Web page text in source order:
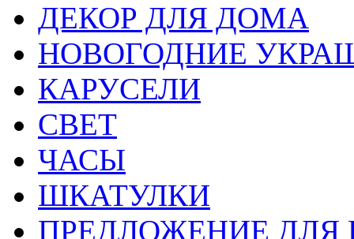
ДЕКОР ДЛЯ ДОМА
НОВОГОДНИЕ
КАРУСЕЛИ
СВЕТ
ЧАСЫ
ШКАТУЛКИ
ПРЕДЛОЖЕНИЕ ДЛЯ